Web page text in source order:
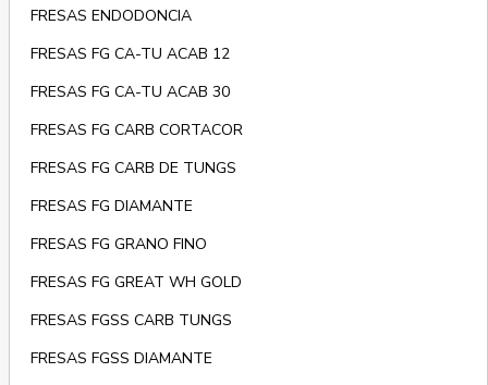
FRESAS ENDODONCIA
FRESAS FG CA-TU ACAB 12
FRESAS FG CA-TU ACAB 30
FRESAS FG CARB CORTACOR
FRESAS FG CARB DE TUNGS
FRESAS FG DIAMANTE
FRESAS FG GRANO FINO
FRESAS FG GREAT WH GOLD
FRESAS FGSS CARB TUNGS
FRESAS FGSS DIAMANTE